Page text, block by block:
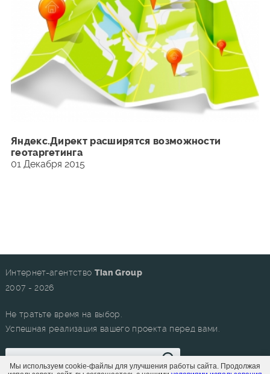
Мы используем cookie-файлы для улучшения работы сайта. Продолжая
Яндекс.Директ расширятся возможности
геотаргетинга
01 Декабря 2015
Интернет-агентство Tian Group
2007 - 2026
Не тратьте время на выбор.
Успешная реализация вашего проекта перед вами.